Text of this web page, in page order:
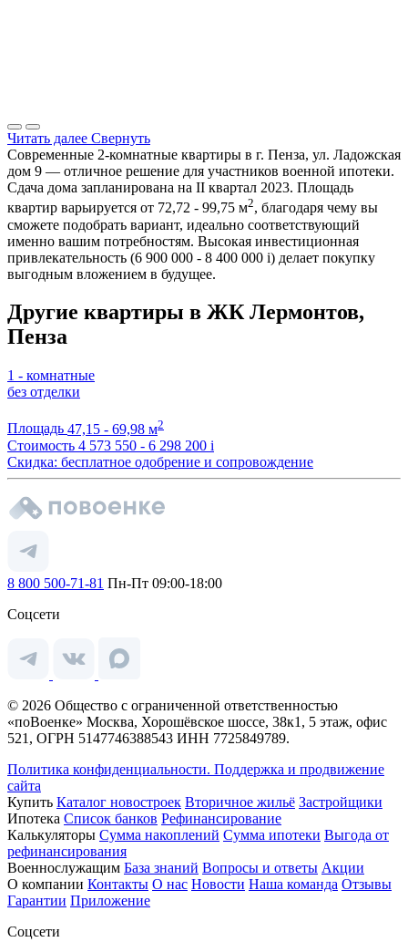
Читать далее Свернуть
Современные 2-комнатные квартиры в г. Пенза, ул. Ладожская
дом 9 — отличное решение для участников военной ипотеки.
Сдача дома запланирована на II квартал 2023. Площадь
квартир варьируется от 72,72 - 99,75 м2, благодаря чему вы
сможете подобрать вариант, идеально соответствующий
именно вашим потребностям. Высокая инвестиционная
привлекательность (6 900 000 - 8 400 000 i) делает покупку
выгодным вложением в будущее.
Другие квартиры в ЖК Лермонтов,
Пенза
1 - комнатные
без отделки
Площадь 47,15 - 69,98 м2
Стоимость 4 573 550 - 6 298 200 i
Скидка: бесплатное одобрение и сопровождение
8 800 500-71-81 Пн-Пт 09:00-18:00
Соцсети
© 2026 Общество с ограниченной ответственностью
«поВоенке» Москва, Хорошёвское шоссе, 38к1, 5 этаж, офис
521, ОГРН 5147746388543 ИНН 7725849789.
Политика конфиденциальности. Поддержка и продвижение
сайта
Купить Каталог новостроек Вторичное жильё Застройщики
Ипотека Список банков Рефинансирование
Калькуляторы Сумма накоплений Сумма ипотеки Выгода от
рефинансирования
Военнослужащим База знаний Вопросы и ответы Акции
О компании Контакты О нас Новости Наша команда Отзывы
Гарантии Приложение
Соцсети